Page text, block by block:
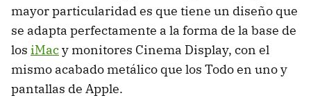
mayor particularidad es que tiene un diseño que
se adapta perfectamente a la forma de la base de
los iMacy monitores Cinema Display, con el
mismo acabado metálico que los Todo en uno y
pantallas de Apple.